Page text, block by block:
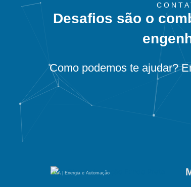
Desafios são o
Como podemos te ajudar?
PMA | Energia e Automação